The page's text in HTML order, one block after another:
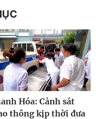
Hóa: Cảnh sát
thông kịp thời đưa